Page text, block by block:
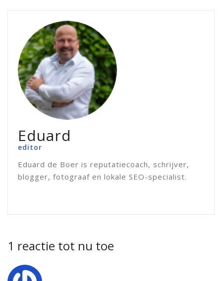
Eduard
editor
Eduard de Boer is reputatiecoach, schrijver,
blogger, fotograaf en lokale SEO-specialist.
1 reactie tot nu toe